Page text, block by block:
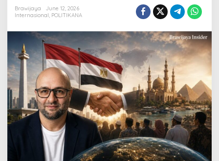
e
s
i
r
,
P
a
k
a
r
H
U
N
Brawijaya
June 12, 2026
Internasional, POLITIKANA